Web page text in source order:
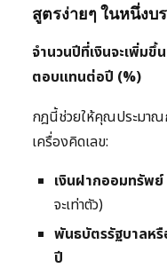
สูตรง่ายๆ ในหนึ่ง
จำนวนปีที่เงินจะเพิ่มขึ้
ตอบแทนต่อปี (%)
กฎนี้ช่วยให้คุณประมาณก
เครื่องคิดเลข:
เงินฝากออมทรัพ
จะเท่าตัว)
พันธบัตรรัฐบาลห
ปี